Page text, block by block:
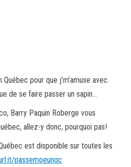
pour que j’m’amuse avec.
de se faire passer un sapin…
Barry Paquin Roberge vous
allez-y donc, pourquoi pas!
est disponible sur toutes les
passemoeunqc